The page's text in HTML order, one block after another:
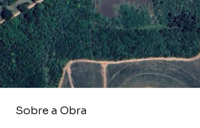
Sobre a Obra